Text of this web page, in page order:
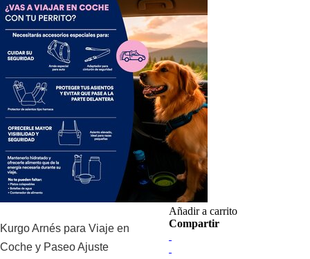
Kurgo Arnés para Viaje en
Coche y Paseo Ajuste
Añadir a carrito
Compartir